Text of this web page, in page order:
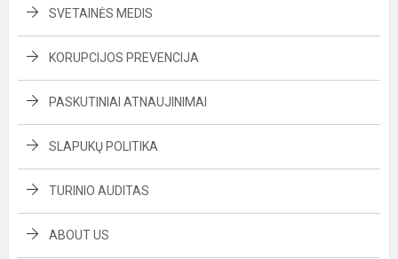
SVETAINĖS MEDIS
KORUPCIJOS PREVENCIJA
PASKUTINIAI ATNAUJINIMAI
SLAPUKŲ POLITIKA
TURINIO AUDITAS
ABOUT US